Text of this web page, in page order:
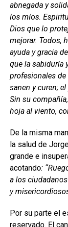
abnegada y
los míos.
Dios que lo
mejorar. Todos,
ayuda y gracia
que la sabiduría
profesionales
sanen y curen;
Sin su
hoja al viento,
De la misma
la salud de
grande e
acotando:
a los
y
Por su parte el
reservado. El